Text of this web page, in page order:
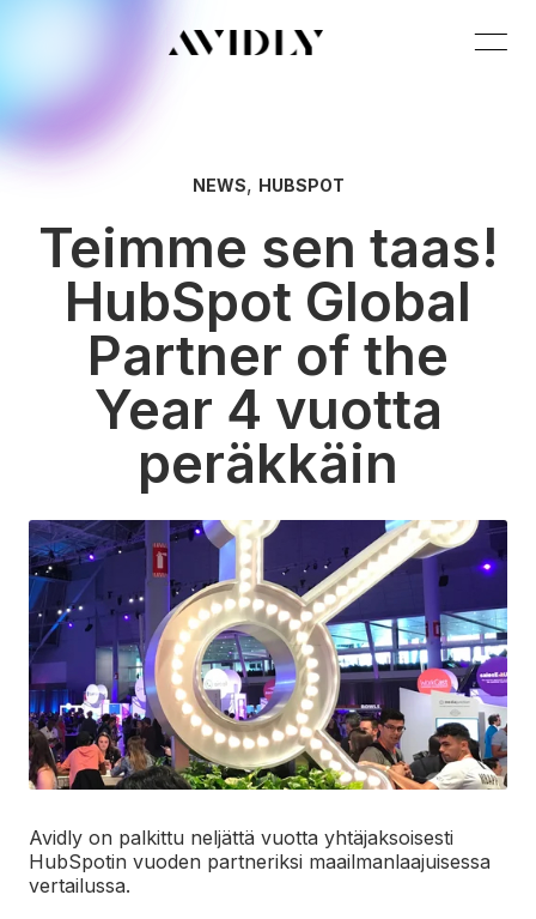
NEWS, HUBSPOT
Teimme sen taas!
HubSpot Global
Partner of the
Year 4 vuotta
peräkkäin
Avidly on palkittu neljättä vuotta yhtäjaksoisesti
HubSpotin vuoden partneriksi maailmanlaajuisessa
vertailussa.